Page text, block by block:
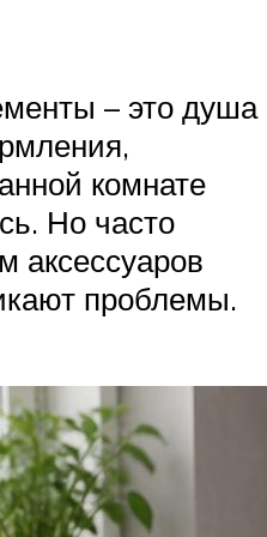
– это душа
комнате
Но часто
аксессуаров
проблемы.